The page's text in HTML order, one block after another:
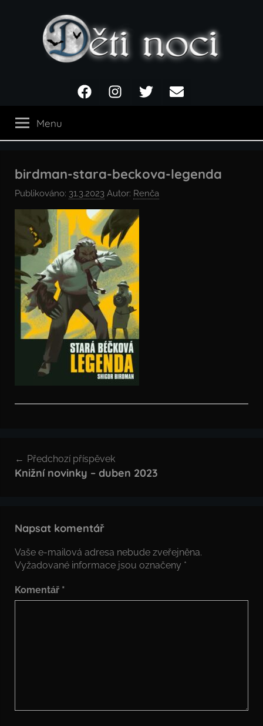
noci
FacebookInstagramTwitter Email
Menu
birdman-stara-beckova-legenda
Publikováno: 31.3.2023 Autor: Renča
pro
Předchozí příspěvek
Knižní novinky – duben 2023
Napsat komentář
Vaše e-mailová adresa nebude zveřejněna.
Vyžadované informace jsou označeny *
Komentář *